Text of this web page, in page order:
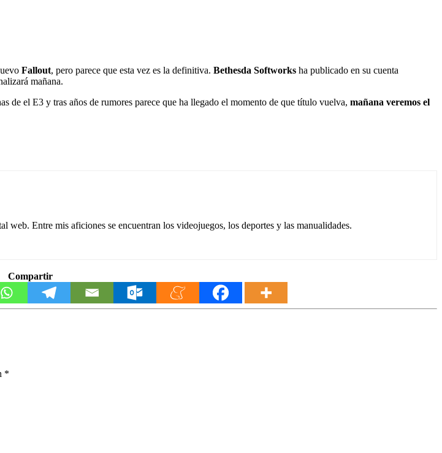
Fallout, pero parece que esta vez es la definitiva. Bethesda Softworks ha publicado en su cuenta
mañana.
de el E3 y tras años de rumores parece que ha llegado el momento de que título vuelva, mañana veremos el
web. Entre mis aficiones se encuentran los videojuegos, los deportes y las manualidades.
Compartir
*